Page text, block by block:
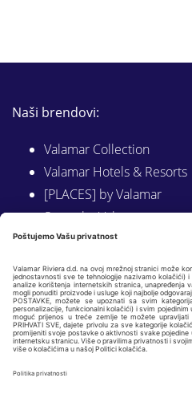
Naši brendovi:
Valamar Collection
Valamar Hotels & Resorts
[PLACES] by Valamar
Sunny by Valamar
Valamar Camping
Istraži na Valamar.com
Slijedite nas na: